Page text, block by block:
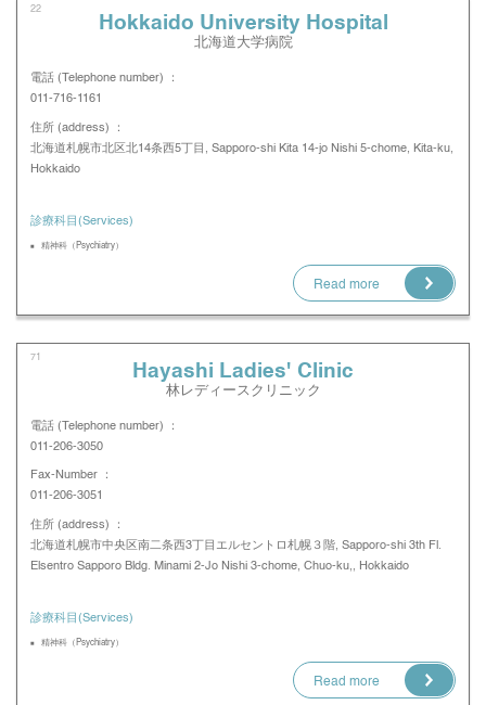
22
Hokkaido University Hospital
北海道大学病院
電話 (Telephone number) ：
011-716-1161
住所 (address) ：
北海道札幌市北区北14条西5丁目, Sapporo-shi Kita 14-jo Nishi 5-chome, Kita-ku,
Hokkaido
診療科目(Services)
精神科（Psychiatry）
Read more
71
Hayashi Ladies' Clinic
林レディースクリニック
電話 (Telephone number) ：
011-206-3050
Fax-Number ：
011-206-3051
住所 (address) ：
北海道札幌市中央区南二条西3丁目エルセントロ札幌３階, Sapporo-shi 3th Fl.
Elsentro Sapporo Bldg. Minami 2-Jo Nishi 3-chome, Chuo-ku,, Hokkaido
診療科目(Services)
精神科（Psychiatry）
Read more